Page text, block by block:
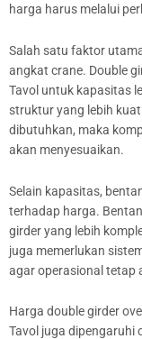
harga harus melalui
Salah satu faktor
angkat crane. Double
Tavol untuk kapasitas
struktur yang lebih
dibutuhkan, maka
akan menyesuaikan.
Selain kapasitas,
terhadap harga.
girder yang lebih
juga memerlukan
agar operasional tetap
Harga double girder
Tavol juga dipengaruhi